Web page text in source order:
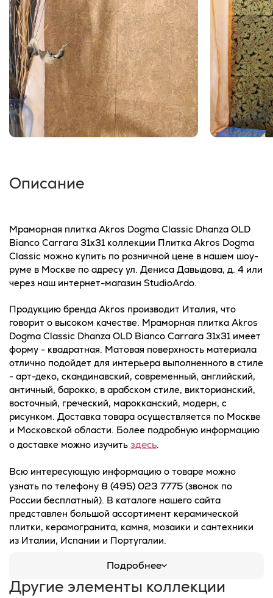
Описание
Мраморная плитка Akros Dogma Classic Dhanza OLD
Bianco Carrara 31x31 коллекции Плитка Akros Dogma
Classic можно купить по розничной цене в нашем шоу-
руме в Москве по адресу ул. Дениса Давыдова, д. 4 или
через наш интернет-магазин StudioArdo.
Продукцию бренда Akros производит Италия, что
говорит о высоком качестве. Мраморная плитка Akros
Dogma Classic Dhanza OLD Bianco Carrara 31x31 имеет
форму - квадратная. Матовая поверхность материала
отлично подойдет для интерьера выполненного в стиле
- арт-деко, скандинавский, современный, английский,
античный, барокко, в арабском стиле, викторианский,
восточный, греческий, марокканский, модерн, с
рисунком. Доставка товара осуществляется по Москве
и Московской области. Более подробную информацию
о доставке можно изучить здесь.
Всю интересующую информацию о товаре можно
узнать по телефону 8 (495) 023 7775 (звонок по
России бесплатный). В каталоге нашего сайта
представлен большой ассортимент керамической
плитки, керамогранита, камня, мозаики и сантехники
из Италии, Испании и Португалии.
Подробнее
Другие элементы коллекции